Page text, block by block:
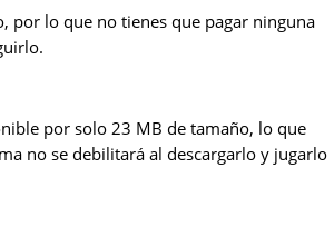
por lo que no tienes que pagar ninguna
por solo 23 MB de tamaño, lo que
no se debilitará al descargarlo y jugarlo